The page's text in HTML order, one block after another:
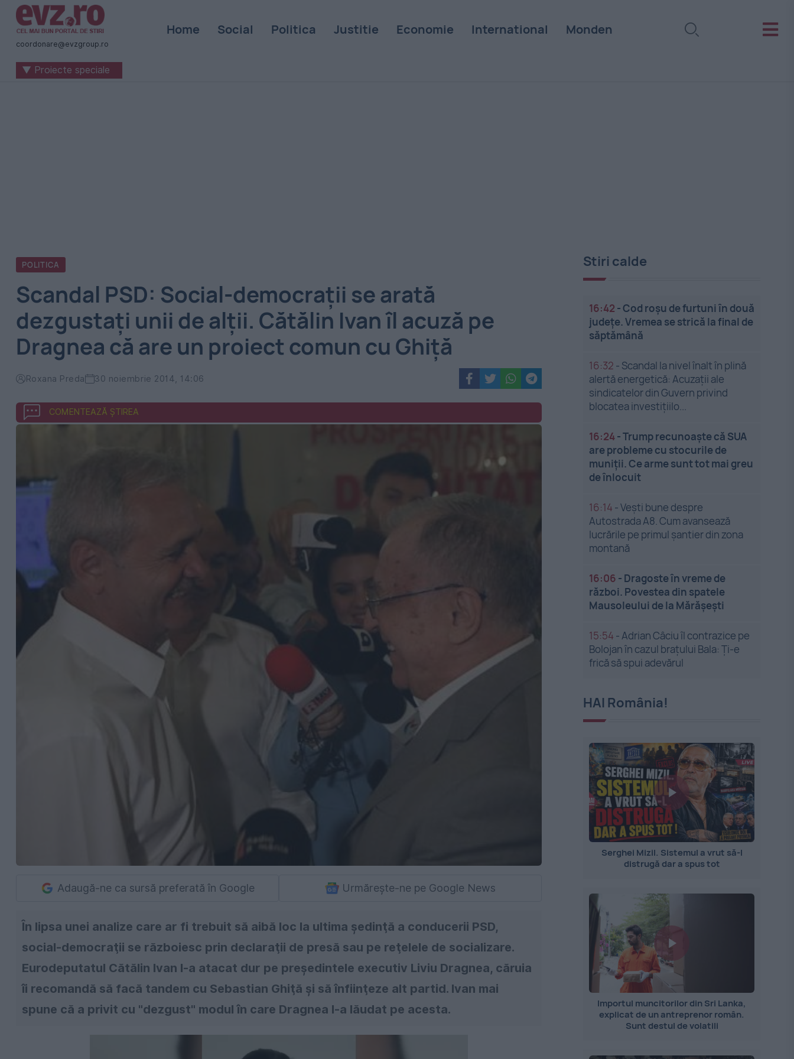
Știri
naționale
internaționale
coordonare@evzgroup.ro
Home Social Politica Justitie Economie International Monden
▼ Proiecte speciale
POLITICA
Scandal PSD: Social-democraţii se arată
dezgustaţi unii de alţii. Cătălin Ivan îl acuză pe
Dragnea că are un proiect comun cu Ghiţă
Roxana Preda 30 noiembrie 2014, 14:06
COMENTEAZĂ ȘTIREA
Adaugă-ne ca sursă preferată în Google Urmărește-ne pe Google News
În lipsa unei analize care ar fi trebuit să aibă loc la ultima şedinţă a conducerii PSD,
social-democraţii se războiesc prin declaraţii de presă sau pe reţelele de socializare.
Eurodeputatul Cătălin Ivan l-a atacat dur pe preşedintele executiv Liviu Dragnea, căruia
îi recomandă să facă tandem cu Sebastian Ghiţă şi să înfiinţeze alt partid. Ivan mai
spune că a privit cu "dezgust" modul în care Dragnea l-a lăudat pe acesta.
Stiri calde
16:42 -Cod roșu de furtuni în două
județe. Vremea se strică la final de
săptămână
16:32 - Scandal la nivel înalt în plină
alertă energetică: Acuzații ale
sindicatelor din Guvern privind
blocatea investițiilo...
16:24-Trump recunoaște că SUA
are probleme cu stocurile de
muniții. Ce arme sunt tot mai greu
de înlocuit
16:14 -Vești bune despre
Autostrada A8. Cum avansează
lucrările pe primul șantier din zona
montană
16:06 - Dragoste în vreme de
război. Povestea din spatele
Mausoleului de la Mărășești
15:54 -Adrian Câciu îl contrazice pe
Bolojan în cazul brațului Bala: Ți-e
frică să spui adevărul
HAI România!
Serghei Mizil. Sistemul a vrut să-l
distrugă dar a spus tot
Importul muncitorilor din Sri Lanka,
explicat de un antreprenor român.
Sunt destul de volatili